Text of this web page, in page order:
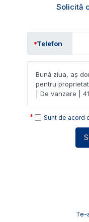
Solicită
Telefon
Sunt de acord
Te-